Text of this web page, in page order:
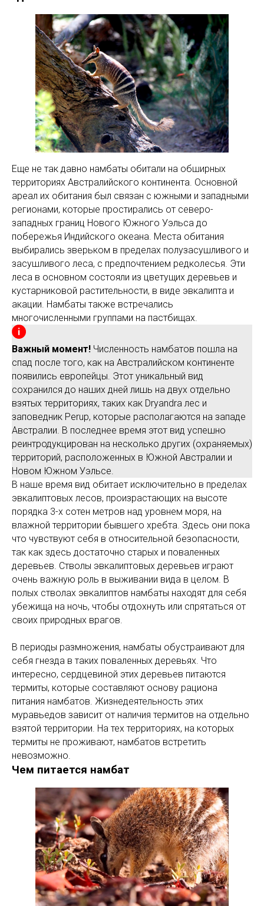
Еще не так давно намбаты обитали на обширных
территориях Австралийского континента. Основной
ареал их обитания был связан с южными и западными
регионами, которые простирались от северо-
западных границ Нового Южного Уэльса до
побережья Индийского океана. Места обитания
выбирались зверьком в пределах полузасушливого и
засушливого леса, с предпочтением редколесья. Эти
леса в основном состояли из цветущих деревьев и
кустарниковой растительности, в виде эвкалипта и
акации. Намбаты также встречались
многочисленными группами на пастбищах.
Важный момент! Численность намбатов пошла на
спад после того, как на Австралийском континенте
появились европейцы. Этот уникальный вид
сохранился до наших дней лишь на двух отдельно
взятых территориях, таких как Dryandra лес и
заповедник Perup, которые располагаются на западе
Австралии. В последнее время этот вид успешно
реинтродукцирован на несколько других (охраняемых)
территорий, расположенных в Южной Австралии и
Новом Южном Уэльсе.
В наше время вид обитает исключительно в пределах
эвкалиптовых лесов, произрастающих на высоте
порядка 3-х сотен метров над уровнем моря, на
влажной территории бывшего хребта. Здесь они пока
что чувствуют себя в относительной безопасности,
так как здесь достаточно старых и поваленных
деревьев. Стволы эвкалиптовых деревьев играют
очень важную роль в выживании вида в целом. В
полых стволах эвкалиптов намбаты находят для себя
убежища на ночь, чтобы отдохнуть или спрятаться от
своих природных врагов.
В периоды размножения, намбаты обустраивают для
себя гнезда в таких поваленных деревьях. Что
интересно, сердцевиной этих деревьев питаются
термиты, которые составляют основу рациона
питания намбатов. Жизнедеятельность этих
муравьедов зависит от наличия термитов на отдельно
взятой территории. На тех территориях, на которых
термиты не проживают, намбатов встретить
невозможно.
Чем питается намбат